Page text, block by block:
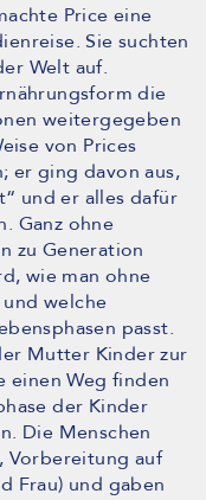
Price eine
Sie suchten
Welt auf.
die
weitergegeben
von Prices
er ging davon aus,
und er alles dafür
Ganz ohne
zu Generation
wie man ohne
welche
passt.
Mutter Kinder zur
einen Weg finden
der Kinder
Die Menschen
Vorbereitung auf
Frau) und gaben